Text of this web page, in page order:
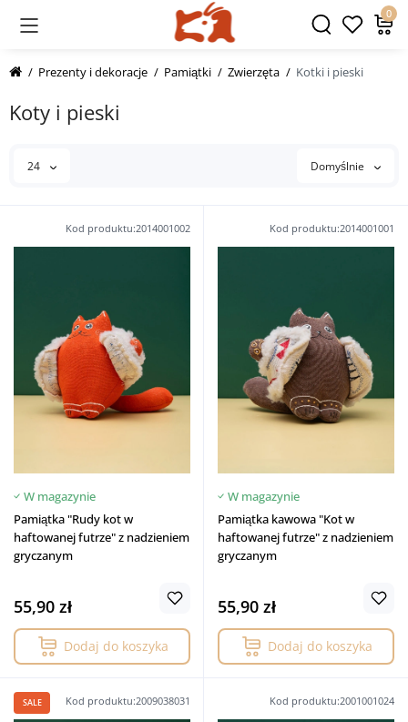
0
Prezenty i dekoracje Pamiątki Zwierzęta Kotki i pieski
Koty i pieski
24 Domyślnie
Kod produktu:2014001002
W magazynie
Pamiątka "Rudy kot w
haftowanej futrze" z nadzieniem
gryczanym
55,90 zł
Dodaj do koszyka
Kod produktu:2014001001
W magazynie
Pamiątka kawowa "Kot w
haftowanej futrze" z nadzieniem
gryczanym
55,90 zł
Dodaj do koszyka
Kod produktu:2009038031
SALE Kod produktu:2001001024